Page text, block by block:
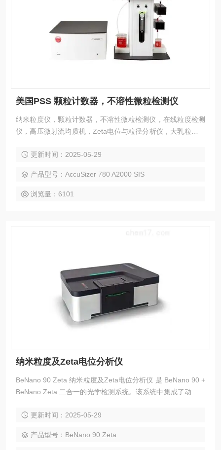
美国PSS 颗粒计数器，不溶性微粒检测仪
纳米粒度仪，颗粒计数器，不溶性微粒检测仪，在线粒度检测
仪，高压微射流均质机，Zeta电位与粒径分析仪，大乳粒分析
数器，不溶性微粒检测仪
更新时间：2025-05-29
产品型号：AccuSizer 780 A2000 SIS
浏览量：6101
纳米粒度及Zeta电位分析仪
BeNano 90 Zeta 纳米粒度及Zeta电位分析仪 是 BeNano 90 +
BeNano Zeta 二合一的光学检测系统。该系统中集成了动态光
的检测颗粒的粒径及粒径分布，Zeta 电位，高分子和蛋白体系
药、食品、材料等领域的基础研究和质量分析与控制。
更新时间：2025-05-29
产品型号：BeNano 90 Zeta